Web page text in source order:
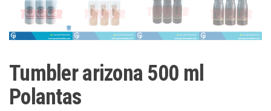
Tumbler arizona 500 ml
Polantas